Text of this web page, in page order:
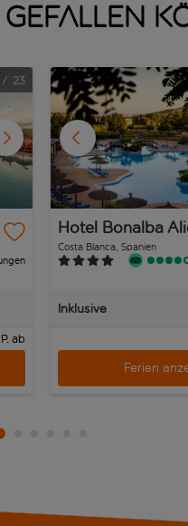
gefallen
/ 23
ab
Hotel Bonalba
Costa Blanca, Spanien
Inklusive
Ferien